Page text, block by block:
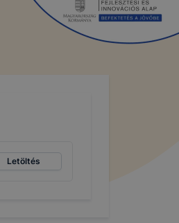
Letöltés